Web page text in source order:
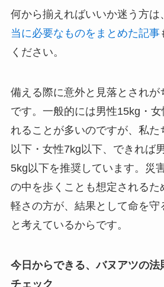
何から揃えればいいか迷う方は、
当に必要なものをまとめた記事
ください。
備える際に意外と見落とされが
です。一般的には男性15kg・
れることが多いのですが、私た
以下・女性7kg以下、できれば
5kg以下を推奨しています。災
の中を歩くことも想定されるた
軽さの方が、結果として命を守
と考えているからです。
今日からできる、バヌアツの法
チェック